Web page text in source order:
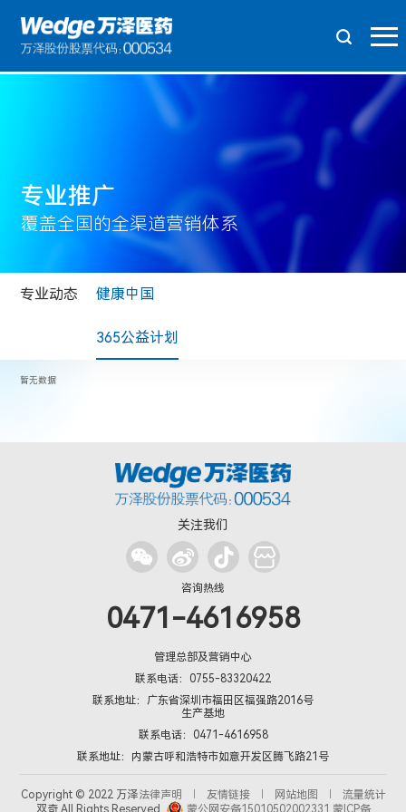
专业推广
覆盖全国的全渠道营销体系
专业动态 健康中国
365公益计划
暂无数据
关注我们
咨询热线
0471-4616958
管理总部及营销中心
联系电话：0755-83320422
联系地址：广东省深圳市福田区福强路2016号
生产基地
联系电话：0471-4616958
联系地址：内蒙古呼和浩特市如意开发区腾飞路21号
法律声明 友情链接 网站地图 流量统计
Copyright © 2022 万泽
双奇 All Rights Reserved.
蒙公网安备15010502002331 蒙ICP备